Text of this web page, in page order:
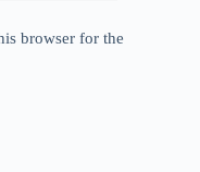
browser for the